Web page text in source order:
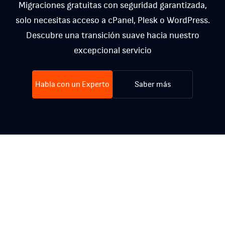
Migraciones gratuitas con seguridad garantizada,
solo necesitas acceso a cPanel, Plesk o WordPress.
Descubre una transición suave hacia nuestro
excepcional servicio
Habla con un Experto Saber más